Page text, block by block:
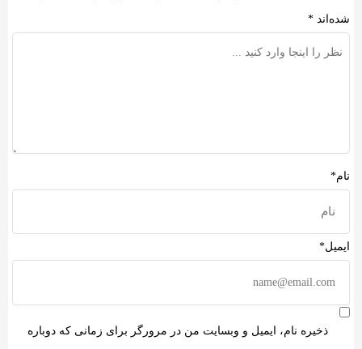
شده‌اند *
نام*
ایمیل*
ذخیره نام، ایمیل و وبسایت من در مرورگر برای زمانی که دوباره